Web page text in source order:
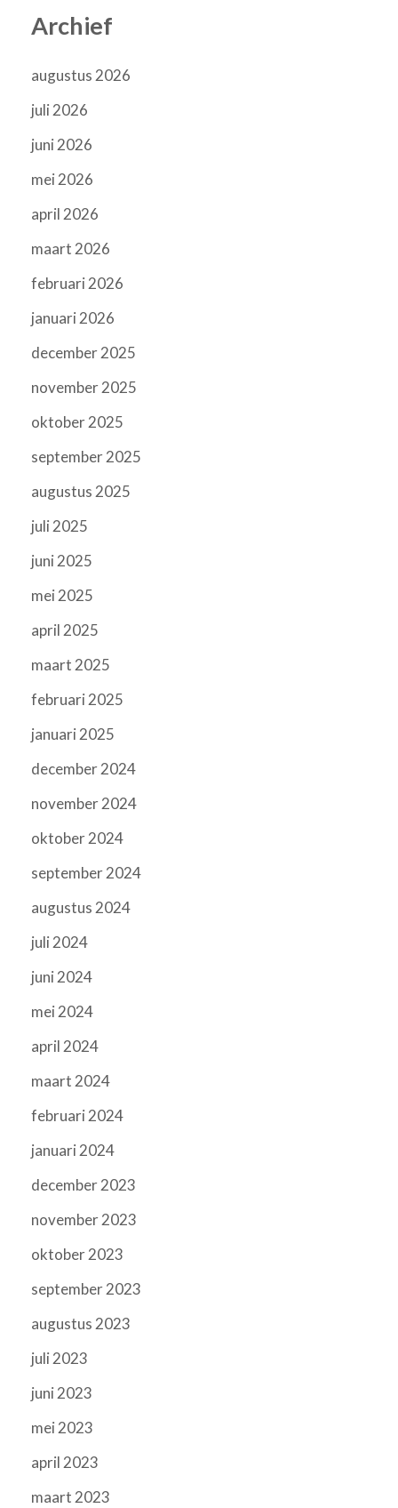
Archief
augustus 2026
juli 2026
juni 2026
mei 2026
april 2026
maart 2026
februari 2026
januari 2026
december 2025
november 2025
oktober 2025
september 2025
augustus 2025
juli 2025
juni 2025
mei 2025
april 2025
maart 2025
februari 2025
januari 2025
december 2024
november 2024
oktober 2024
september 2024
augustus 2024
juli 2024
juni 2024
mei 2024
april 2024
maart 2024
februari 2024
januari 2024
december 2023
november 2023
oktober 2023
september 2023
augustus 2023
juli 2023
juni 2023
mei 2023
april 2023
maart 2023